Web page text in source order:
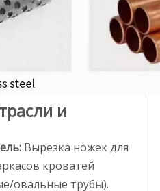
и
Вырезка ножек для
кроватей
овальные трубы).